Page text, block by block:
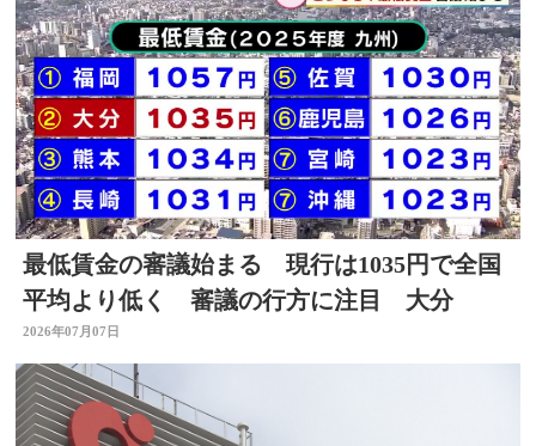
最低賃金の審議始まる 現行は1035円で全国
平均より低く 審議の行方に注目 大分
2026年07月07日